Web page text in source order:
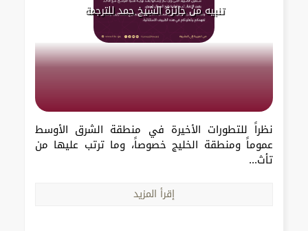
تنبيه من جائزة الشيخ حمد للترجمة
نظراً للتطورات الأخيرة في منطقة الشرق الأوسط
عموماً ومنطقة الخليج خصوصاً، وما ترتب عليها من
تأث...
إقرأ المزيد